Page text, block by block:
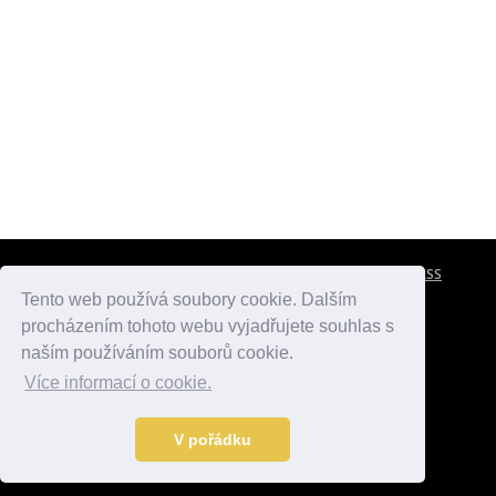
Tento web používá soubory cookie. Dalším
procházením tohoto webu vyjadřujete souhlas s
naším používáním souborů cookie.
Více informací o cookie.
V pořádku
RSS
atlaspamatek.info
Data o počasí jsou přebírána z
Kontakt:mail@desperado.cz